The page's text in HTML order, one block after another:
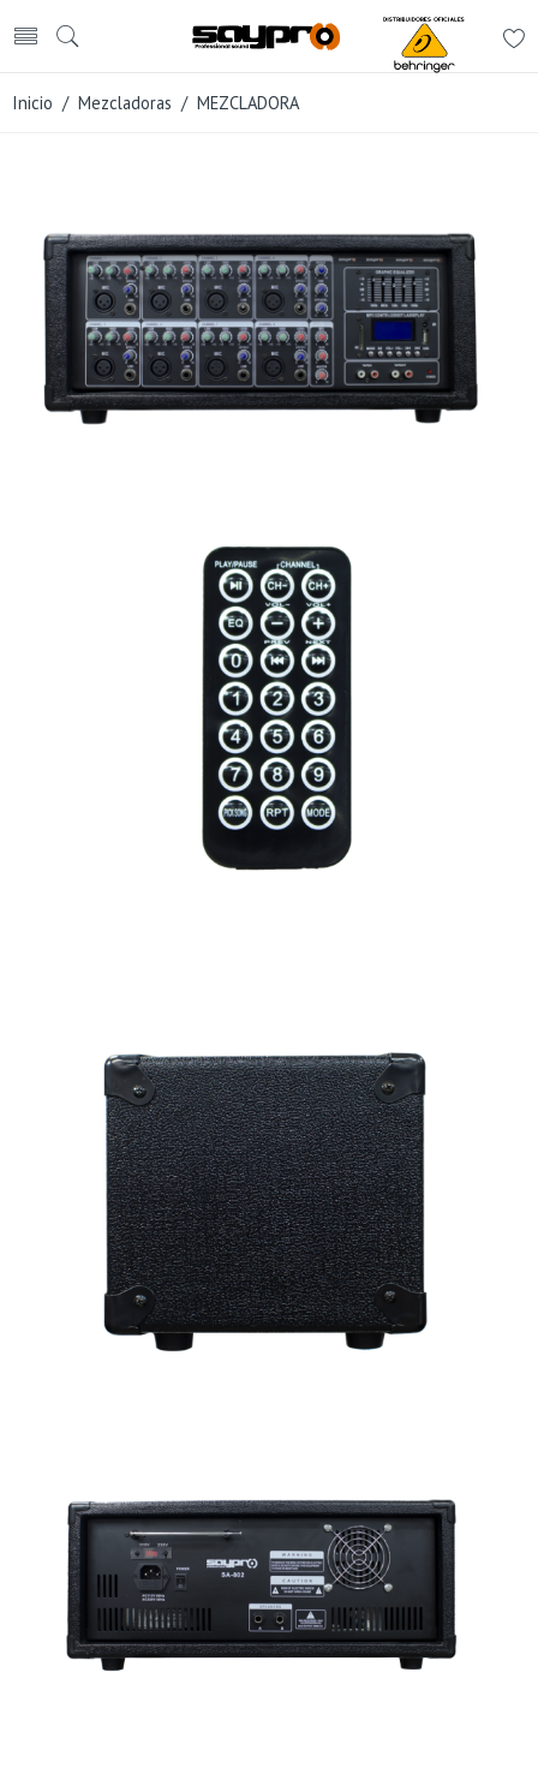
Inicio / Mezcladoras / MEZCLADORA